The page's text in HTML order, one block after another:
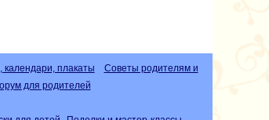
календари, плакаты
Советы родителям и
для родителей